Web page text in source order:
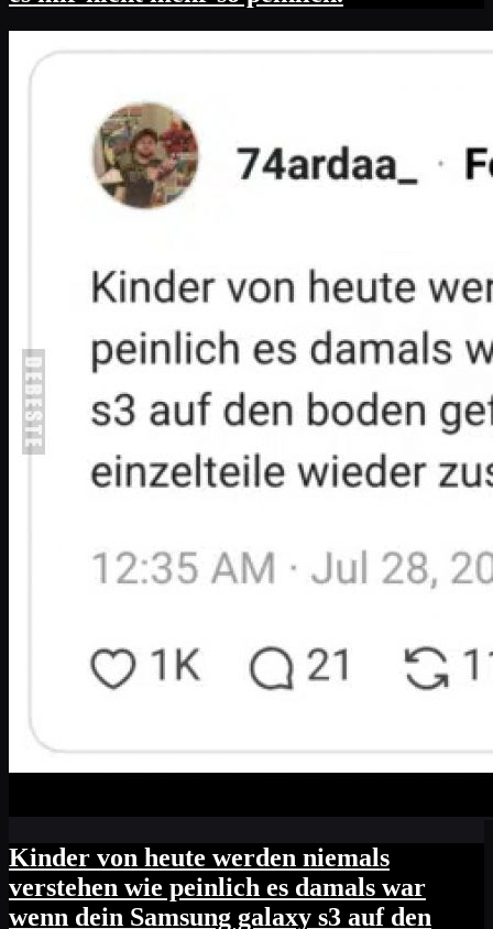
Kinder von heute werden niemals
verstehen wie peinlich es damals war
wenn dein Samsung galaxy s3 auf den